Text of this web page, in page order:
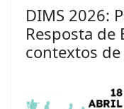
DIMS 2026:
Resposta de
contextos